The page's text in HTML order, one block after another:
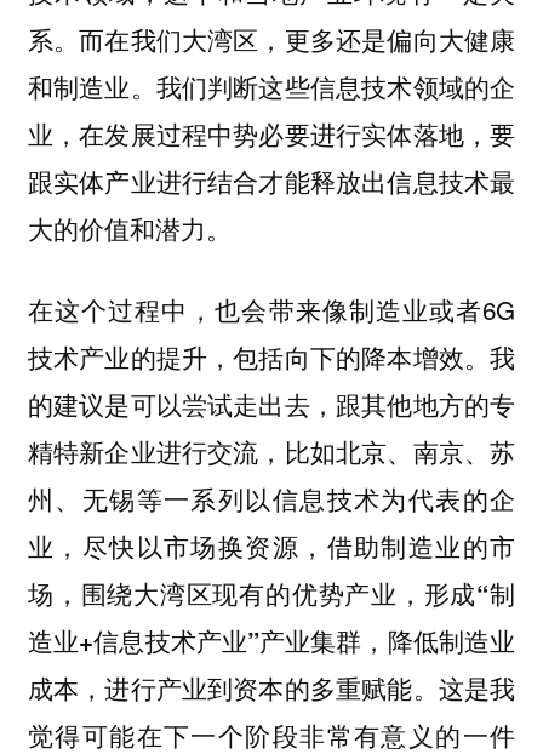
系。而在我们大湾区，更多还是偏向大健康
和制造业。我们判断这些信息技术领域的企
业，在发展过程中势必要进行实体落地，要
跟实体产业进行结合才能释放出信息技术最
大的价值和潜力。
在这个过程中，也会带来像制造业或者6G
技术产业的提升，包括向下的降本增效。我
的建议是可以尝试走出去，跟其他地方的专
精特新企业进行交流，比如北京、南京、苏
州、无锡等一系列以信息技术为代表的企
业，尽快以市场换资源， 借助制造业的市
场，围绕大湾区现有的优势产业，形成“制
造业+信息技术产业”产业集群，降低制造业
成本，进行产业到资本的多重赋能。 这是我
觉得可能在下一个阶段非常有意义的一件